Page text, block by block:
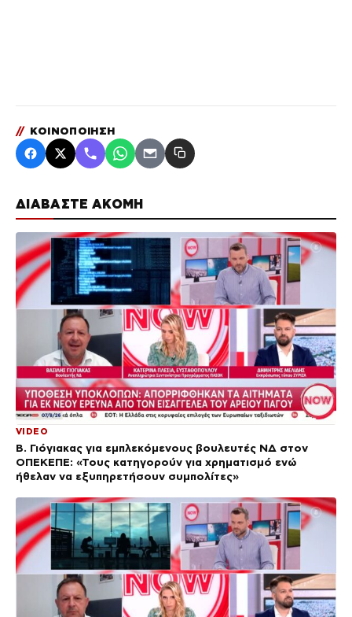
ΔΙΑΒΑΣΤΕ ΑΚΟΜΗ
VIDEO
Β. Γιόγιακας για εμπλεκόμενους βουλευτές ΝΔ στον
ΟΠΕΚΕΠΕ: «Τους κατηγορούν για χρηματισμό ενώ
ήθελαν να εξυπηρετήσουν συμπολίτες»
// ΚΟΙΝΟΠΟΙΗΣΗ